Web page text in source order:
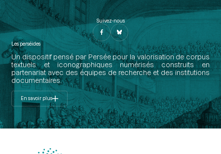
Suivez-nous
Les perséides
Un dispositif pensé par Persée pour la valorisation de corpus
textuels et iconographiques numérisés construits en
partenariat avec des équipes de recherche et des institutions
documentaires.
En savoir plus